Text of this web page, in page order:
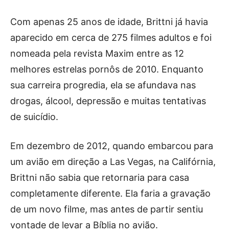
Com apenas 25 anos de idade, Brittni já havia
aparecido em cerca de 275 filmes adultos e foi
nomeada pela revista Maxim entre as 12
melhores estrelas pornôs de 2010. Enquanto
sua carreira progredia, ela se afundava nas
drogas, álcool, depressão e muitas tentativas
de suicídio.
Em dezembro de 2012, quando embarcou para
um avião em direção a Las Vegas, na Califórnia,
Brittni não sabia que retornaria para casa
completamente diferente. Ela faria a gravação
de um novo filme, mas antes de partir sentiu
vontade de levar a Bíblia no avião.